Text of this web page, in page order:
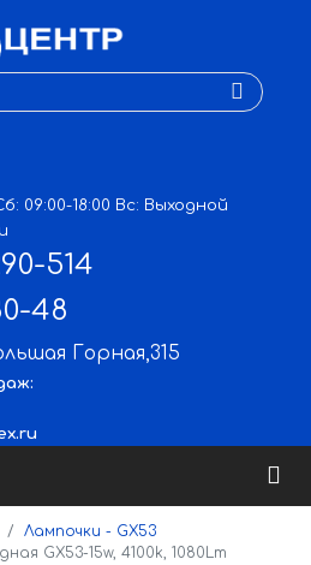
09:00-18:00 Вс: Выходной
514
48
Горная,315
Лампочки - GX53
GX53-15w, 4100k, 1080Lm